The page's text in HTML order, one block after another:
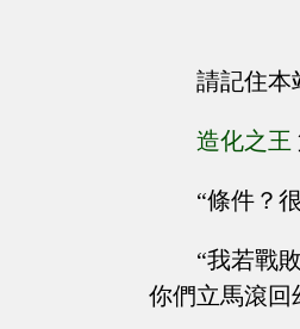
請記住本
造化之王
“條件？
“我若戰
你們立馬滾回